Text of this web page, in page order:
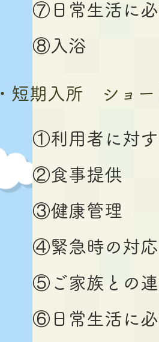
⑦日常生活に
⑧入浴
・短期入所 ショ
①利用者に対
②食事提供
③健康管理
④緊急時の対応
⑤ご家族との
⑥日常生活に